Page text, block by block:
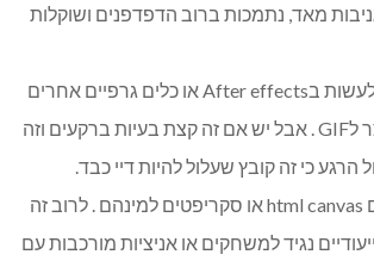
מאד, נתמכות ברוב הדפדפנים ושוקלות
gif – אפשר לעשות בAfter effects או כלים גרפיים אחרים
אניציות ולייצר לGIF . אבל יש אם זה קצת בעיות ברקעים וזה
הרגע כי זה קובץ שעלול להיות דיי כבד.
אפשר גם עם html canvas או סקריפטים למינהם . לרוב זה
נגיד למשחקים או אניציות מורכבות עם